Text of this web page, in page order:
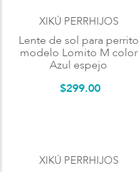
XIKÚ PERRHIJOS
Lente de sol para perrito
modelo Lomito M color
Azul espejo
$299.00
XIKÚ PERRHIJOS